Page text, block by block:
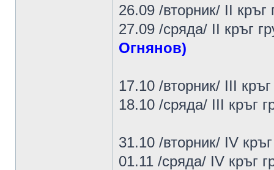
26.09 /вторник/ II
27.09 /сряда/ II кръг
Огнянов)
17.10 /вторник/ III
18.10 /сряда/ III кръг
31.10 /вторник/ IV
01.11 /сряда/ IV кръг